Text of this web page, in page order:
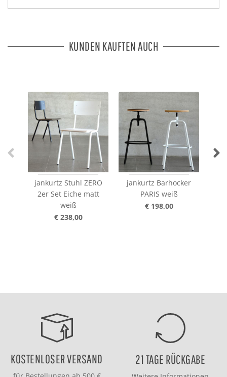
KUNDEN KAUFTEN AUCH
jankurtz Stuhl ZERO
2er Set Eiche matt
weiß
€ 238,00
jankurtz Barhocker
PARIS weiß
€ 198,00
KOSTENLOSER VERSAND 21 TAGE RÜCKGABE